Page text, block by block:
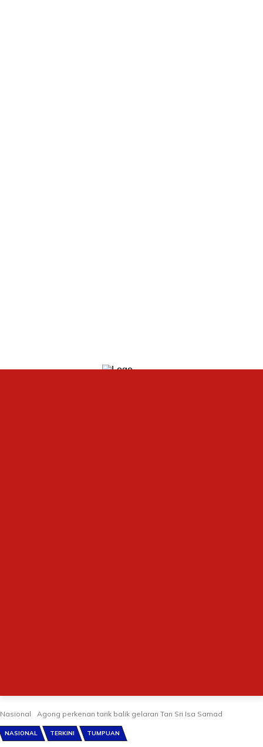
Nasional Agong perkenan tarik balik gelaran Tan Sri Isa Samad
NASIONAL TERKINI TUMPUAN